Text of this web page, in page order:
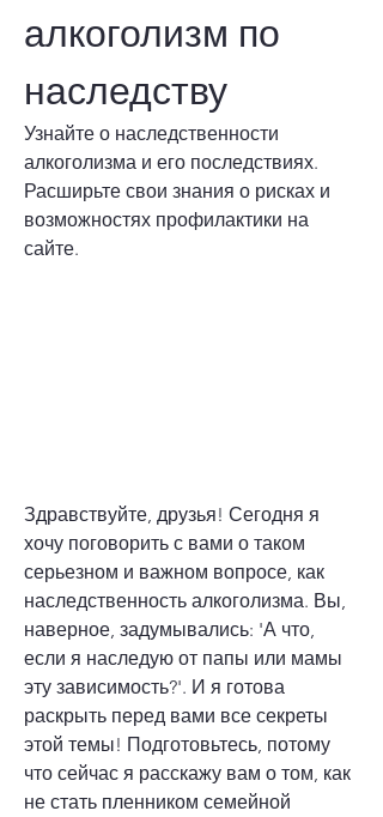
алкоголизм по
наследству
Узнайте о наследственности
алкоголизма и его последствиях.
Расширьте свои знания о рисках и
возможностях профилактики на
сайте.
Здравствуйте, друзья! Сегодня я
хочу поговорить с вами о таком
серьезном и важном вопросе, как
наследственность алкоголизма. Вы,
наверное, задумывались: 'А что,
если я наследую от папы или мамы
эту зависимость?'. И я готова
раскрыть перед вами все секреты
этой темы! Подготовьтесь, потому
что сейчас я расскажу вам о том, как
не стать пленником семейной